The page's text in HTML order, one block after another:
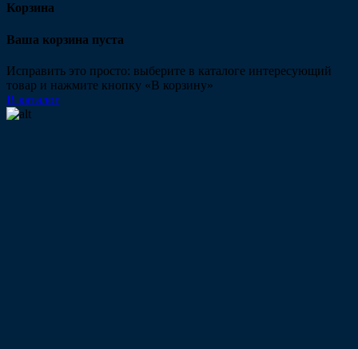
Корзина
Ваша корзина пуста
Исправить это просто: выберите в каталоге интересующий
товар и нажмите кнопку «В корзину»
В каталог